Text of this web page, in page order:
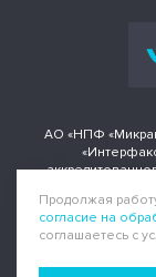
АО «НПФ
Продолжая
согласие на
соглашаетесь с